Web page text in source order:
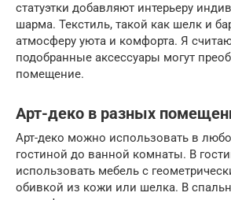
статуэтки добавляют интерьеру
шарма. Текстиль, такой как шелк и
атмосферу уюта и комфорта. Я
подобранные аксессуары могут
помещение.
Арт-деко в разных
Арт-деко можно использовать в
гостиной до ванной комнаты. В
использовать мебель с
обивкой из кожи или шелка. В